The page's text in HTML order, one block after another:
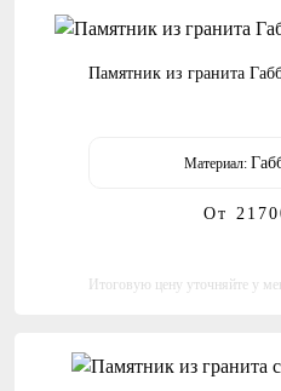
Памятник из гранита
Материал:
От
Итоговую цену уточняйте у